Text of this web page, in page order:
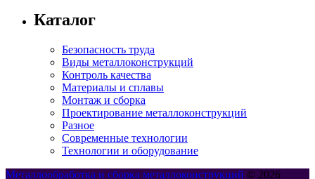
Каталог
Безопасность труда
Виды металлоконструкций
Контроль качества
Материалы и сплавы
Монтаж и сборка
Проектирование металлоконструкций
Разное
Современные технологии
Технологии и оборудование
Металлообработка и сборка металлоконструкций © 2026